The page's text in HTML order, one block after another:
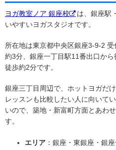
ヨガ教室ノア 銀座校
は、銀座駅
いやすいヨガスタジオです。
所在地は東京都中央区銀座3-9-2
約3分、銀座一丁目駅11番出口か
徒歩約2分です。
銀座三丁目周辺で、ホットヨガだ
レッスンも比較したい人に向いて
いので、築地・新富町方面とあわ
す。
エリア ：銀座・東銀座・銀